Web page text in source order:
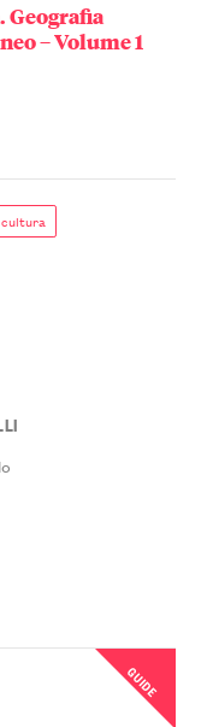
Geografia
– Volume 1
GUIDE